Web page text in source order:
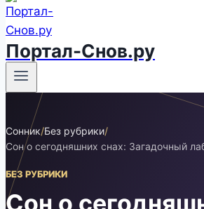
Портал-Снов.ру
Сонник/Без рубрики/
Сон о сегодняшних снах: Загадочный
БЕЗ РУБРИКИ
Сон о